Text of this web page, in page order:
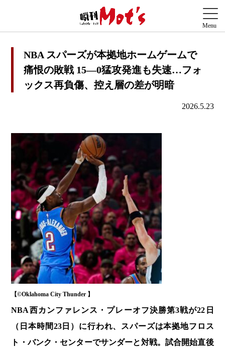
NBA スパーズが本拠地ホームゲームで
痛恨の敗戦 15―0猛攻発進も失速…フォ
ックス再負傷、控え層の差が明暗
2026.5.23
【©️Oklahoma City Thunder 】
NBA西カンファレンス・プレーオフ決勝第3戦が22日
（日本時間23日）に行われ、スパーズは本拠地フロス
ト・バンク・センターでサンダーと対戦。試合開始直後